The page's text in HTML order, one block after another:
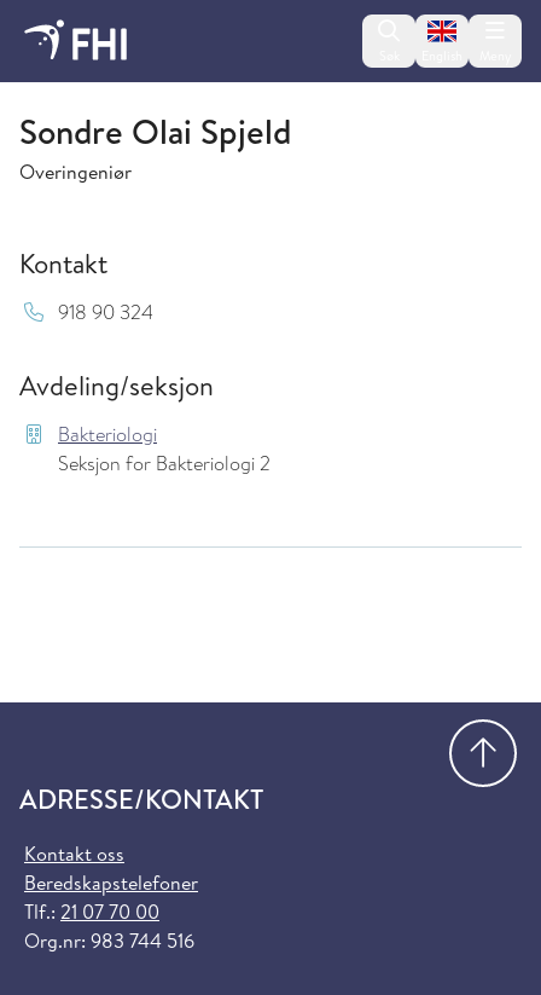
Change
Bakteriologi
Sondre Olai Spjeld
Overingeniør
Kontakt
Mob:
918 90 324
Avdeling/seksjon
Bakteriologi
Seksjon for Bakteriologi 2
ADRESSE/KONTAKT
Kontakt oss
Beredskapstelefoner
Tlf.: 21 07 70 00
Org.nr: 983 744 516